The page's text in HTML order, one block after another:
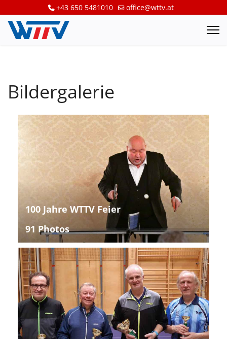
+43 650 5481010 office@wttv.at
Bildergalerie
100 Jahre WTTV Feier
91 Photos